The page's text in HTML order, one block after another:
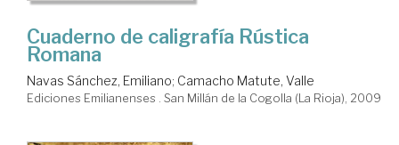
Cuaderno de caligrafía Rústica
Romana
Navas Sánchez, Emiliano; Camacho Matute, Valle
Ediciones Emilianenses . San Millán de la Cogolla (La Rioja), 2009